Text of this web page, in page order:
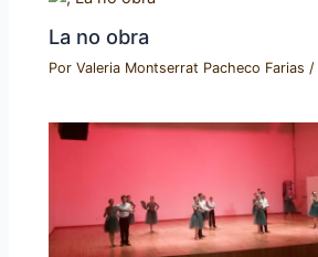
La no obra
PorValeria Montserrat Pacheco Farias